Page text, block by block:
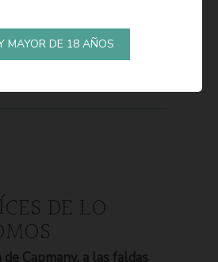
DE LO
Capmany, a las faldas
MAYOR DE 18 AÑOS